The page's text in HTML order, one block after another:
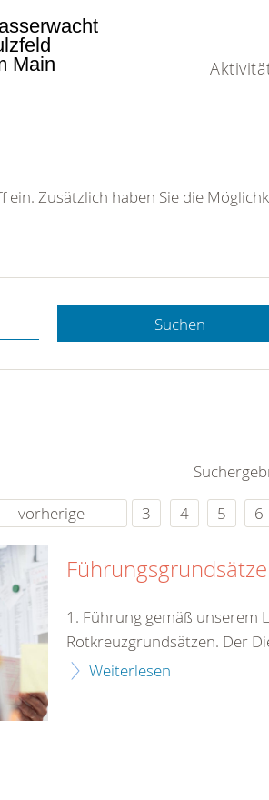
Main
Hotline.
gerne.
rund um die Uhr
ein. Zusätzlich haben Sie die
Suchen
vorherige
3 4 5 6
Führungsgrundsätze
1. Führung gemäß unserem
Rotkreuzgrundsätzen. Der
Weiterlesen